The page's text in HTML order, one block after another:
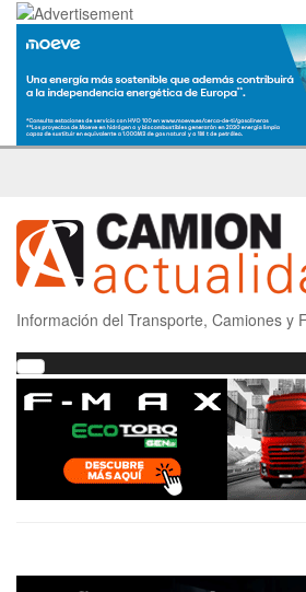
Información del Transporte, Camiones y